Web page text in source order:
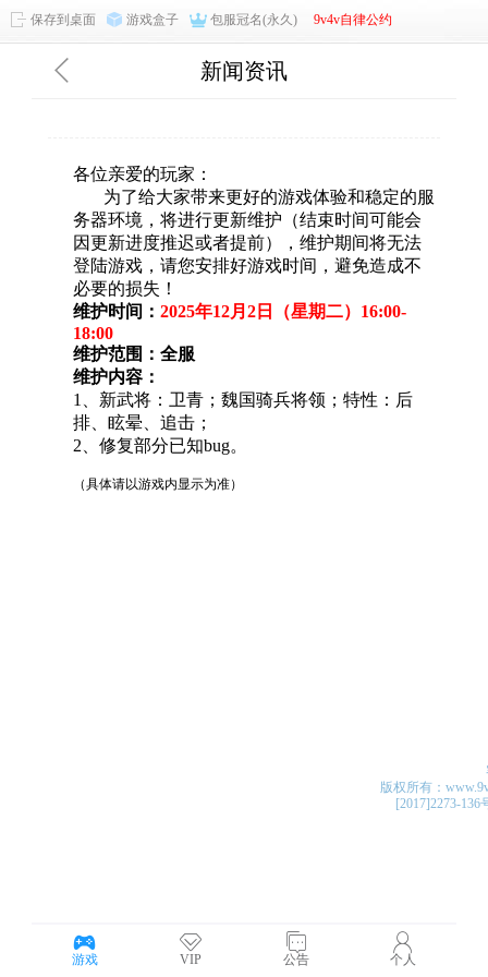
保存到桌面 游戏盒子 包服冠名(永久) 9v4v自律公约
新闻资讯
游戏 VIP 公告 个人
版权所有：
[2017]2273-136